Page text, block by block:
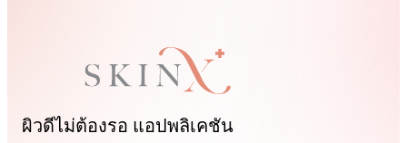
ผิวดีไม่ต้องรอ แอปพลิเคชัน